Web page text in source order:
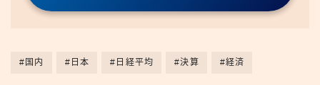
#国内 #日本 #日経平均 #決算 #経済